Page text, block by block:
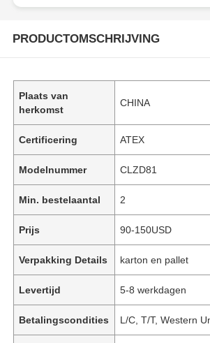
PRODUCTOMSCHRIJVING
Plaats van
herkomst
CHINA
Certificering ATEX
Modelnummer CLZD81
Min. bestelaantal 2
Prijs 90-150USD
Verpakking Details karton en pallet
Levertijd 5-8 werkdagen
Betalingscondities L/C, T/T, Western